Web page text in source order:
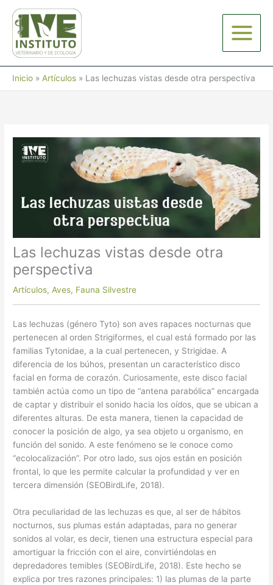
contenido
Inicio Artículos Las lechuzas vistas desde otra perspectiva
Las lechuzas vistas desde otra
perspectiva
Artículos, Aves, Fauna Silvestre
Las lechuzas (género Tyto) son aves rapaces nocturnas que
pertenecen al orden Strigiformes, el cual está formado por las
familias Tytonidae, a la cual pertenecen, y Strigidae. A
diferencia de los búhos, presentan un característico disco
facial en forma de corazón. Curiosamente, este disco facial
también actúa como un tipo de “antena parabólica” encargada
de captar y distribuir el sonido hacia los oídos, que se ubican a
diferentes alturas. De esta manera, tienen la capacidad de
conocer la posición de algo, ya sea objeto u organismo, en
función del sonido. A este fenómeno se le conoce como
“ecolocalización”. Por otro lado, sus ojos están en posición
frontal, lo que les permite calcular la profundidad y ver en
tercera dimensión (SEOBirdLife, 2018).
Otra peculiaridad de las lechuzas es que, al ser de hábitos
nocturnos, sus plumas están adaptadas, para no generar
sonidos al volar, es decir, tienen una estructura especial para
amortiguar la fricción con el aire, convirtiéndolas en
depredadores temibles (SEOBirdLife, 2018). Este hecho se
explica por tres razones principales: 1) las plumas de la parte